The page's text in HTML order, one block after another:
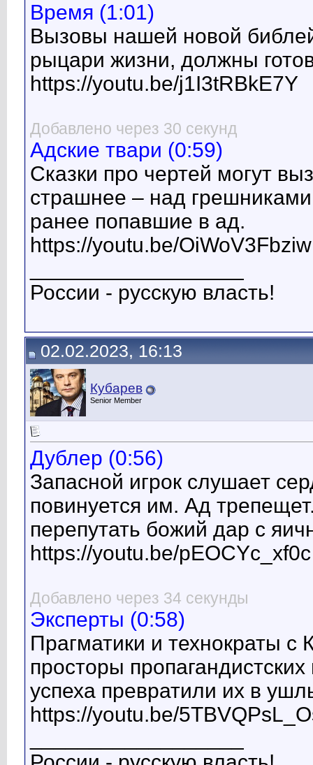
Время (1:01)
Вызовы нашей новой
рыцари жизни, должны
https://youtu.be/j1I3tRBkE7Y
Добавлено через 30 секунд
Адские твари (0:59)
Сказки про чертей могут
страшнее – над
ранее попавшие в ад.
https://youtu.be/OiWoV3Fbziw
России - русскую власть!
02.02.2023, 16:13
Кубарев
Senior Member
Дублер (0:56)
Запасной игрок слушает
повинуется им. Ад
перепутать божий дар с
https://youtu.be/pEOCYc_xf0c
Добавлено через 34 секунды
Эксперты (0:58)
Прагматики и технократы с
просторы
успеха превратили их в
https://youtu.be/